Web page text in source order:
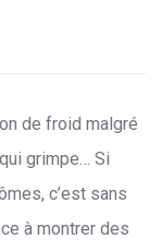
de froid malgré
grimpe… Si
c’est sans
à montrer des